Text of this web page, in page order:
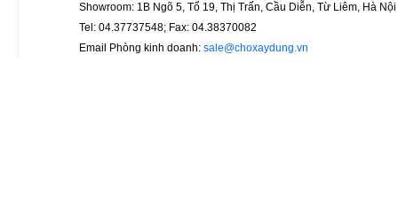
Showroom: 1B Ngõ 5, Tổ 19, Thị Trấn, Cầu Diễn, Từ Liêm, Hà Nội
Tel: 04.37737548; Fax: 04.38370082
Email Phòng kinh doanh: sale@choxaydung.vn